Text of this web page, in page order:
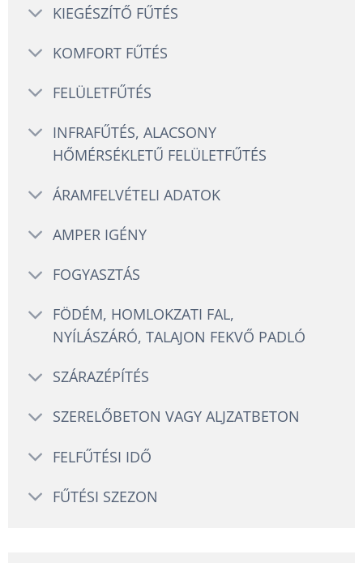
KIEGÉSZÍTŐ FŰTÉS
KOMFORT FŰTÉS
FELÜLETFŰTÉS
INFRAFŰTÉS, ALACSONY
HŐMÉRSÉKLETŰ FELÜLETFŰTÉS
ÁRAMFELVÉTELI ADATOK
AMPER IGÉNY
FOGYASZTÁS
FÖDÉM, HOMLOKZATI FAL,
NYÍLÁSZÁRÓ, TALAJON FEKVŐ PADLÓ
SZÁRAZÉPÍTÉS
SZERELŐBETON VAGY ALJZATBETON
FELFŰTÉSI IDŐ
FŰTÉSI SZEZON